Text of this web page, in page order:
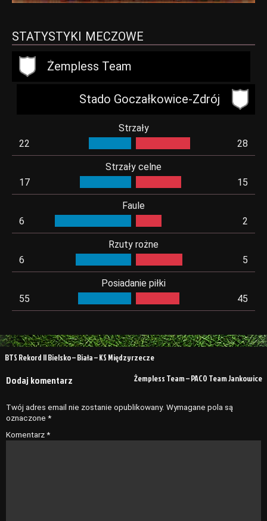
STATYSTYKI MECZOWE
Żempless Team
Stado Goczałkowice-Zdrój
Strzały
22
28
Strzały celne
17
15
Faule
6
2
Rzuty rożne
6
5
Posiadanie piłki
55
45
Nawigacja
BTS Rekord II Bielsko – Biała – KS Międzyrzecze
Żempless Team – PACO Team Jankowice
Dodaj komentarz
Twój adres email nie zostanie opublikowany. Wymagane pola są
oznaczone *
Komentarz *